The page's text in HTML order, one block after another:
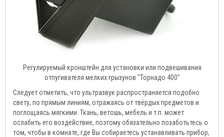
Регулируемый кронштейн для установки или подвешивания
отпугивателя мелких грызунов "Торнадо 400"
Следует отметить, что ультразвук распространяется подобно
свету, по прямым линиям, отражаясь от твёрдых предметов и
поглощаясь мягкими. Ткань, ветошь, мебель и т.п. может
ослабить его воздействие, поэтому обязательно позаботьтесь о
том, чтобы в комнате, где Вы собираетесь устанавливать прибор,